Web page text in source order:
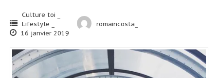
Culture toi _
Lifestyle _
romaincosta_
16 janvier 2019